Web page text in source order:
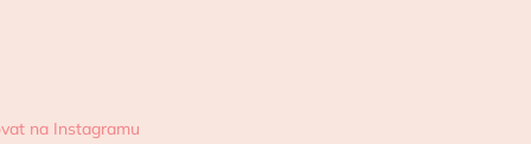
na Instagramu